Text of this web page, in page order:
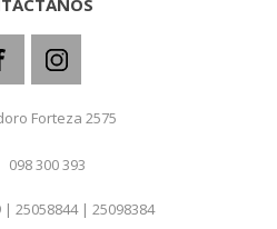
Forteza 2575
098 300 393
| 25058844 | 25098384